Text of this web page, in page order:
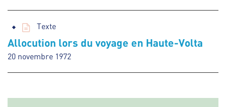
Texte
Allocution lors du voyage en Haute-Volta
20 novembre 1972